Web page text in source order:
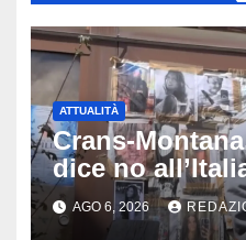
ATTUALITÀ
Crans-
dice no
sul rogo:
di costituirsi
AGO 6, 2026